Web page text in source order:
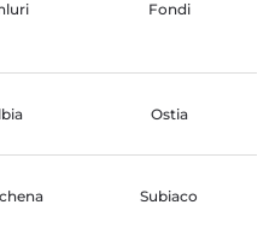
Fondi
Ostia
Subiaco